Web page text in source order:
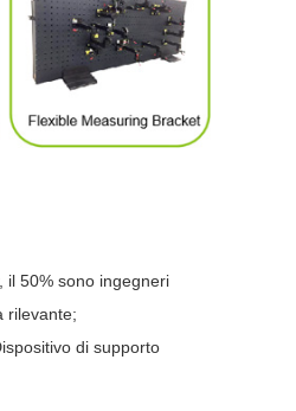
il 50% sono ingegneri
rilevante;
di supporto